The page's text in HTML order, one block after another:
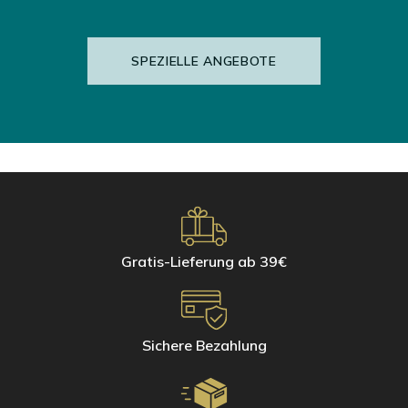
Gratis-Lieferung ab 39€
Sichere Bezahlung
Verwenden Sie für die tägliche Reinigung kleiner Oberflächen die
Mikrofaserhandschuh für Glas und Spiegel
SPEZIELLE ANGEBOTE